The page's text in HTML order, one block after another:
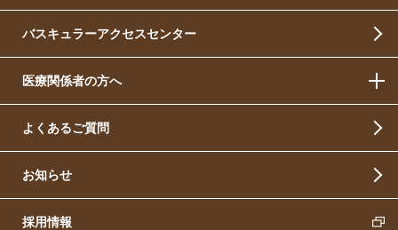
バスキュラーアクセスセンター
医療関係者の方へ
よくあるご質問
お知らせ
採用情報